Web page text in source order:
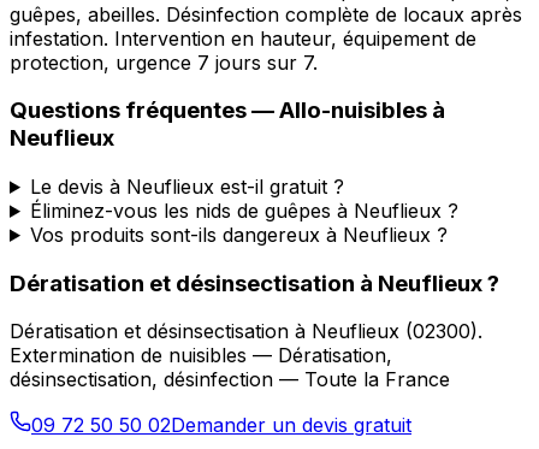
guêpes, abeilles. Désinfection complète de locaux après
infestation. Intervention en hauteur, équipement de
protection, urgence 7 jours sur 7.
Questions fréquentes —Allo-nuisibles à
Neuflieux
Le devis à Neuflieux est-il gratuit ?
Éliminez-vous les nids de guêpes à Neuflieux ?
Vos produits sont-ils dangereux à Neuflieux ?
Dératisation et désinsectisation à Neuflieux?
Dératisation et désinsectisation à Neuflieux (02300).
Extermination de nuisibles — Dératisation,
désinsectisation, désinfection — Toute la France
09 72 50 50 02Demander un devis gratuit